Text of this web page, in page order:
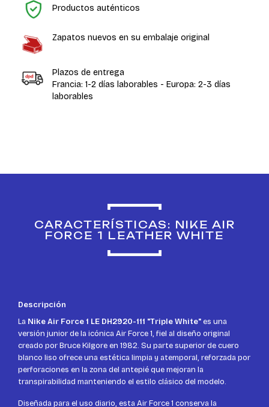
Productos auténticos
Zapatos nuevos en su embalaje original
Plazos de entrega
Francia: 1-2 días laborables - Europa: 2-3 días
laborables
CARACTERÍSTICAS: NIKE AIR
FORCE 1 LEATHER WHITE
Descripción
La Nike Air Force 1 LE DH2920-111 "Triple White"es una
versión junior de la icónica Air Force 1, fiel al diseño original
creado por Bruce Kilgore en 1982. Su parte superior de cuero
blanco liso ofrece una estética limpia y atemporal, reforzada por
perforaciones en la zona del antepié que mejoran la
transpirabilidad manteniendo el estilo clásico del modelo.
Diseñada para el uso diario, esta Air Force 1 conserva la